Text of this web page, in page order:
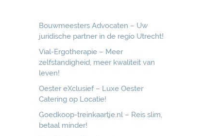
Bouwmeesters Advocaten – Uw
juridische partner in de regio Utrecht!
Vial-Ergotherapie – Meer
zelfstandigheid, meer kwaliteit van
leven!
Oester eXclusief – Luxe Oester
Catering op Locatie!
Goedkoop-treinkaartje.nl – Reis slim,
betaal minder!